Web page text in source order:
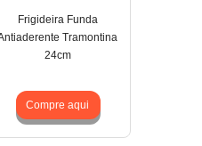
Frigideira Funda
Tramontina
24cm
Compre aqui